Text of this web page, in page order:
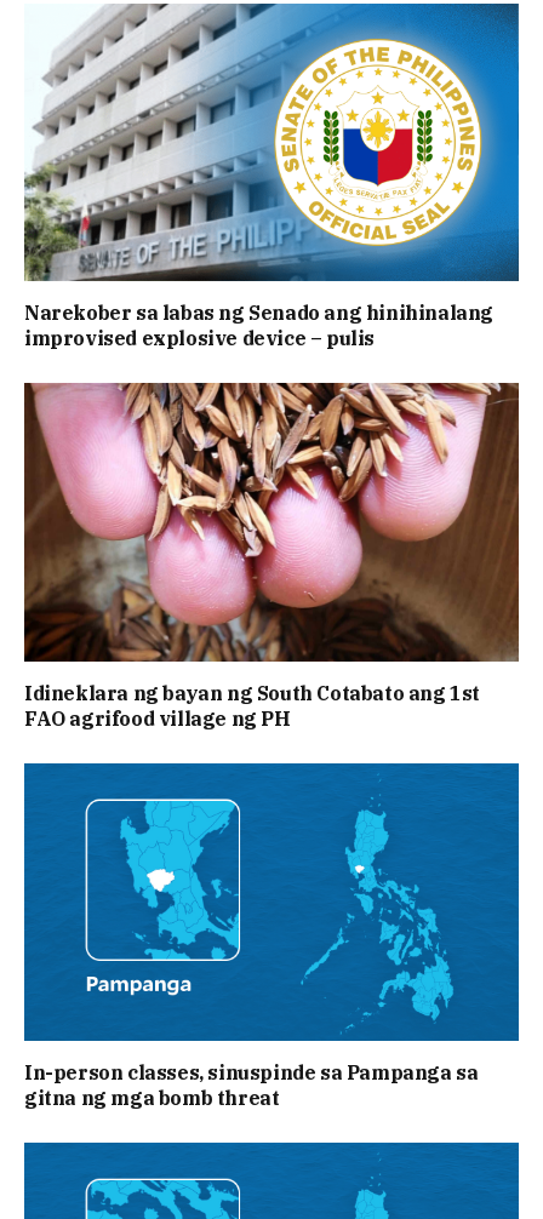
Narekober sa labas ng Senado ang hinihinalang
improvised explosive device – pulis
Idineklara ng bayan ng South Cotabato ang 1st
FAO agrifood village ng PH
In-person classes, sinuspinde sa Pampanga sa
gitna ng mga bomb threat